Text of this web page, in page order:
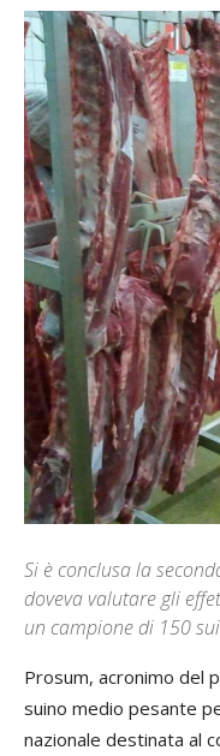
Si è conclusa la
doveva valutare gli
un campione di 150
Prosum, acronimo del
suino medio pesante
nazionale destinata al